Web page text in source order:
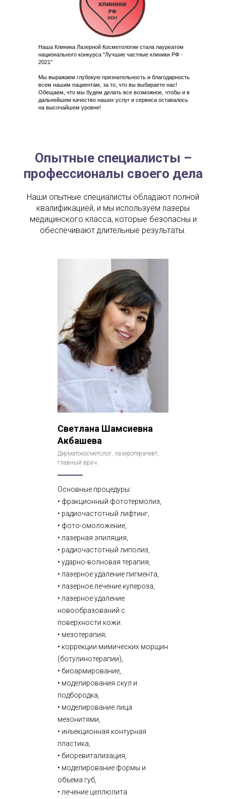
Наша Клиника Лазерной Косметологии стала лауреатом
национального конкурса "Лучшие частные клиники РФ -
2021"
Мы выражаем глубокую признательность и благодарность
всем нашим пациентам, за то, что вы выбираете нас!
Обещаем, что мы будем делать все возможное, чтобы и в
дальнейшем качество наших услуг и сервиса оставалось
на высочайшем уровне!
Опытные специалисты –
профессионалы своего дела
Наши опытные специалисты обладают полной
квалификацией, и мы используем лазеры
медицинского класса, которые безопасны и
обеспечивают длительные результаты.
Светлана Шамсиевна
Акбашева
Дерматокосметолог, лазеротерапевт,
главный врач.
Основные процедуры:
• фракционный фототермолиз,
• радиочастотный лифтинг,
• фото-омоложение,
• лазерная эпиляция,
• радиочастотный липолиз,
• ударно-волновая терапия,
• лазерное удаление пигмента,
• лазерное лечение купероза,
• лазерное удаление
новообразований с
поверхности кожи.
• мезотерапия;
• коррекции мимических морщин
(ботулинотерапии),
• биоармирование,
• моделирования скул и
подбородка,
• моделирование лица
мезонитями,
• инъекционная контурная
пластика,
• биоревитализация,
• моделирование формы и
объема губ,
• лечение целлюлита